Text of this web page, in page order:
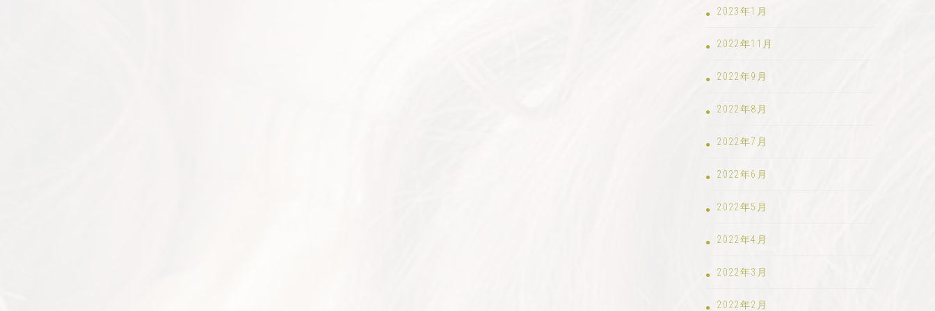
2023年1月
2022年11月
2022年9月
2022年8月
2022年7月
2022年6月
2022年5月
2022年4月
2022年3月
2022年2月